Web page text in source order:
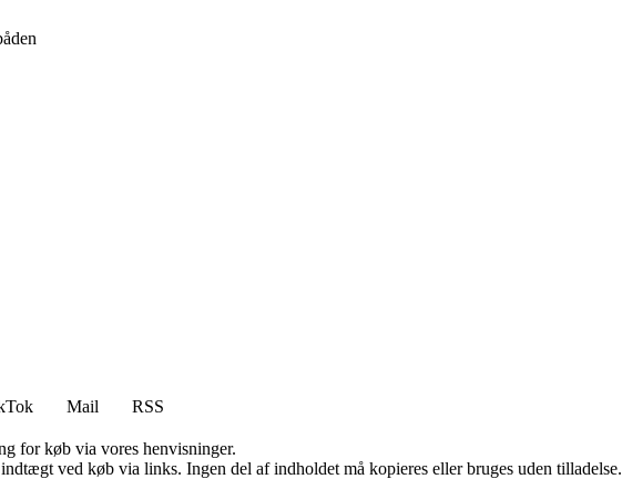
Mail
RSS
for køb via vores henvisninger.
ved køb via links. Ingen del af indholdet må kopieres eller bruges uden tilladelse.